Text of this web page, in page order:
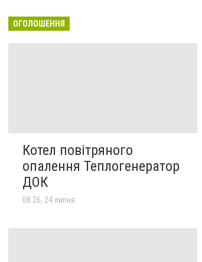
ОГОЛОШЕННЯ
Котел повітряного
опалення Теплогенератор
ДОК
08:26, 24 липня